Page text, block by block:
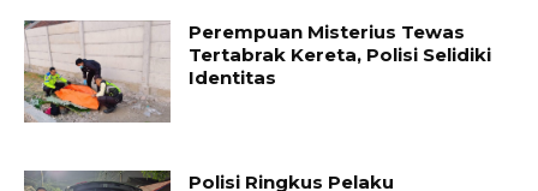
Perempuan Misterius Tewas
Tertabrak Kereta, Polisi Selidiki
Identitas
Polisi Ringkus Pelaku